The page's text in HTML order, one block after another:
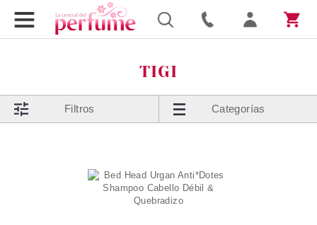
TIGI
Filtros Categorías